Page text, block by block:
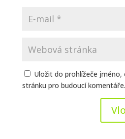
Uložit do prohlížeče jméno,
stránku pro budoucí komentáře.